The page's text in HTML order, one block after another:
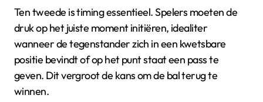
Ten tweede is timing essentieel. Spelers moeten de
druk op het juiste moment initiëren, idealiter
wanneer de tegenstander zich in een kwetsbare
positie bevindt of op het punt staat een pass te
geven. Dit vergroot de kans om de bal terug te
winnen.